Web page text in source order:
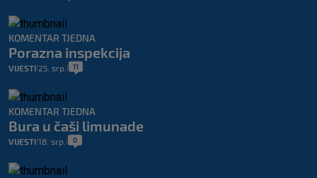
KOMENTAR TJEDNA
Porazna inspekcija
VIJESTI 25. srp. 11
KOMENTAR TJEDNA
Bura u čaši limunade
VIJESTI 18. srp. 0